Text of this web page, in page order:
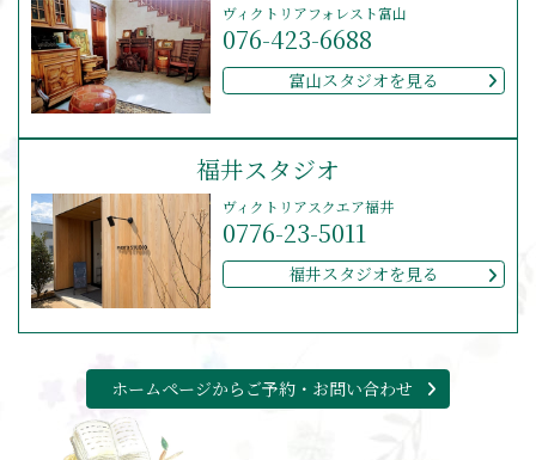
ヴィクトリアフォレスト富山
076-423-6688
富山スタジオを見る
福井スタジオ
ヴィクトリアスクエア福井
0776-23-5011
福井スタジオを見る
ホームページからご予約・お問い合わせ